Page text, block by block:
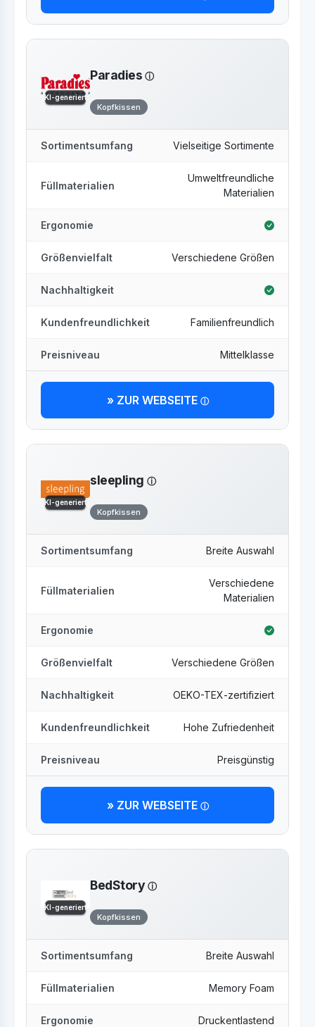
KI-generiert
Paradies
Kopfkissen
Sortimentsumfang Vielseitige Sortimente
Füllmaterialien
Umweltfreundliche
Materialien
Ergonomie
Größenvielfalt Verschiedene Größen
Nachhaltigkeit
Kundenfreundlichkeit Familienfreundlich
Preisniveau Mittelklasse
» ZUR WEBSEITE
KI-generiert
sleepling
Kopfkissen
Sortimentsumfang Breite Auswahl
Füllmaterialien
Verschiedene
Materialien
Ergonomie
Größenvielfalt Verschiedene Größen
Nachhaltigkeit OEKO-TEX-zertifiziert
Kundenfreundlichkeit Hohe Zufriedenheit
Preisniveau Preisgünstig
» ZUR WEBSEITE
KI-generiert
BedStory
Kopfkissen
Sortimentsumfang Breite Auswahl
Füllmaterialien Memory Foam
Ergonomie Druckentlastend